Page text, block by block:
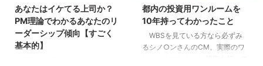
あなたはイケてる上司か？
PM理論でわかるあなたのリ
ーダーシップ傾向【すごく
基本的】
都内の投資用ワンルームを
10年持ってわかったこと
WBSを見ている方なら必ずみ
るシノ○ンさんのCM。実際のワ